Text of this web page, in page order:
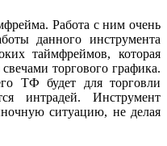
Работа с ним очень
данного инструмента
таймфреймов, которая
торгового графика.
ТФ будет для торговли
интрадей. Инструмент
ситуацию, не делая